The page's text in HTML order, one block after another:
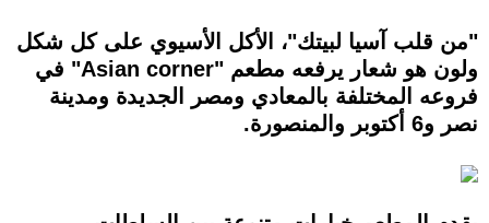
"من قلب آسيا لبيتك"، الأكل الأسيوي على كل شكل
ولون هو شعار يرفعه مطعم "Asian corner" في
فروعه المختلفة بالمعادي ومصر الجديدة ومدينة
نصر و6 أكتوبر والمنصورة.